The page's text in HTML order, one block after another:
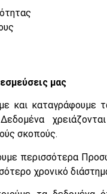
μας
και καταγράφουμε
σκοπούς.
περισσότερα
χρονικό